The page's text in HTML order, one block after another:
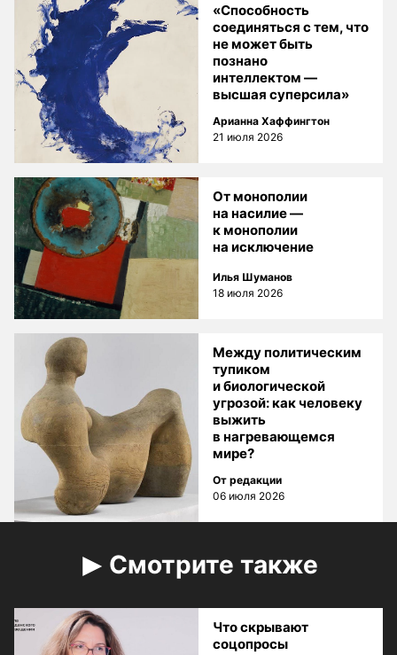
«Способность
соединяться с тем, что
не может быть
познано
интеллектом —
высшая суперсила»
Арианна Хаффингтон
21 июля 2026
От монополии
на насилие —
к монополии
на исключение
Илья Шуманов
18 июля 2026
Между политическим
тупиком
и биологической
угрозой: как человеку
выжить
в нагревающемся
мире?
От редакции
06 июля 2026
Смотрите также
Что скрывают
соцопросы